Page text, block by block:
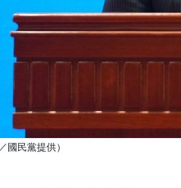
國民黨提供）